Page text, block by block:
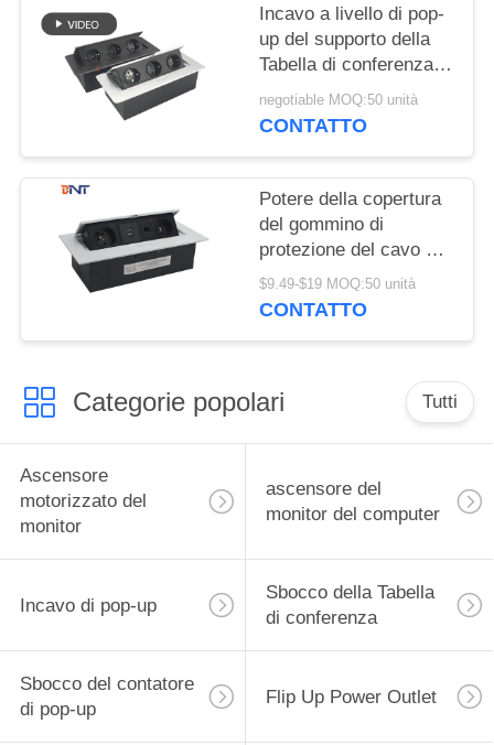
Incavo a livello di pop-
up del supporto della
Tabella di conferenza di
multimedia
negotiable MOQ:50 unità
CONTATTO
Potere della copertura
del gommino di
protezione del cavo del
contenitore di incavo di
pop-up dello scrittorio
$9.49-$19 MOQ:50 unità
CONTATTO
Categorie popolari Tutti
Ascensore
motorizzato del
monitor
ascensore del
monitor del computer
Incavo di pop-up
Sbocco della Tabella
di conferenza
Sbocco del contatore
di pop-up
Flip Up Power Outlet